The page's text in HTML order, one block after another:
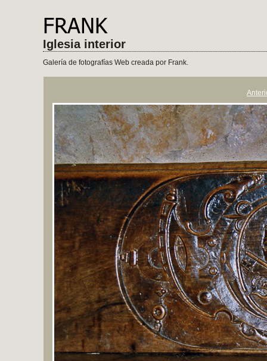
Iglesia interior
Galería de fotografías Web creada por Frank.